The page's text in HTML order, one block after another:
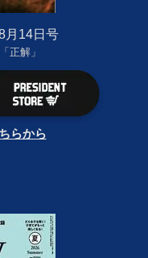
月14日号
正解」
らから